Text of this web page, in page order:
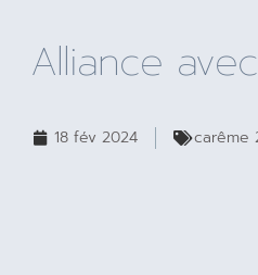
Alliance
18 fév 2024 carême